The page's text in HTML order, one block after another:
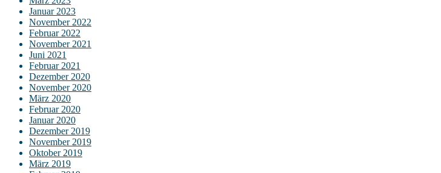
Januar 2023
November 2022
Februar 2022
November 2021
Juni 2021
Februar 2021
Dezember 2020
November 2020
März 2020
Februar 2020
Januar 2020
Dezember 2019
November 2019
Oktober 2019
März 2019